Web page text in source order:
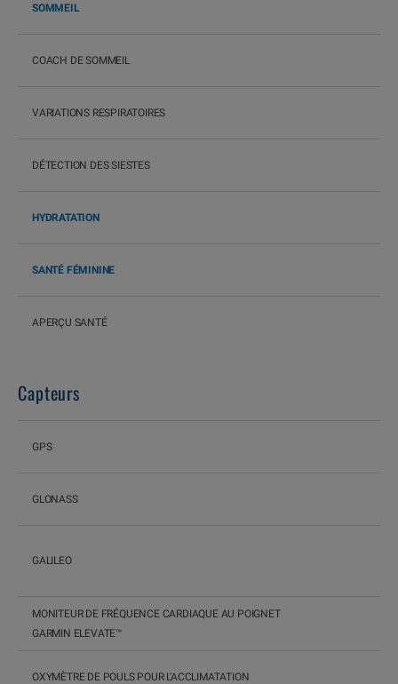
SOMMEIL
COACH DE SOMMEIL
VARIATIONS RESPIRATOIRES
DÉTECTION DES SIESTES
HYDRATATION
SANTÉ FÉMININE
APERÇU SANTÉ
Capteurs
GPS
GLONASS
GALILEO
MONITEUR DE FRÉQUENCE CARDIAQUE AU POIGNET
GARMIN ELEVATE™
OXYMÈTRE DE POULS POUR L'ACCLIMATATION